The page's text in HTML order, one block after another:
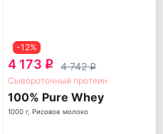
-12%
4 173 q 4 742q
Сывороточный протеин
100% Pure Whey
1000 г, Рисовое молоко